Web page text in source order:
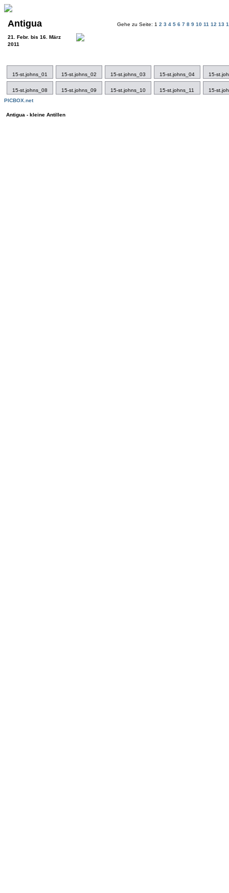
Antigua
21. Febr. bis 16. März
2011
Gehe zu Seite: 12345678910111213
15-st.johns_01 15-st.johns_02 15-st.johns_03 15-st.johns_04 15-
15-st.johns_08 15-st.johns_09 15-st.johns_10 15-st.johns_11
15-
PICBOX.net
Antigua - kleine Antillen